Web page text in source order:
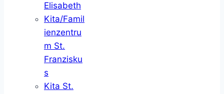
Elisabeth
Kita/Famil
ienzentru
m St.
Franzisku
s
Kita St.